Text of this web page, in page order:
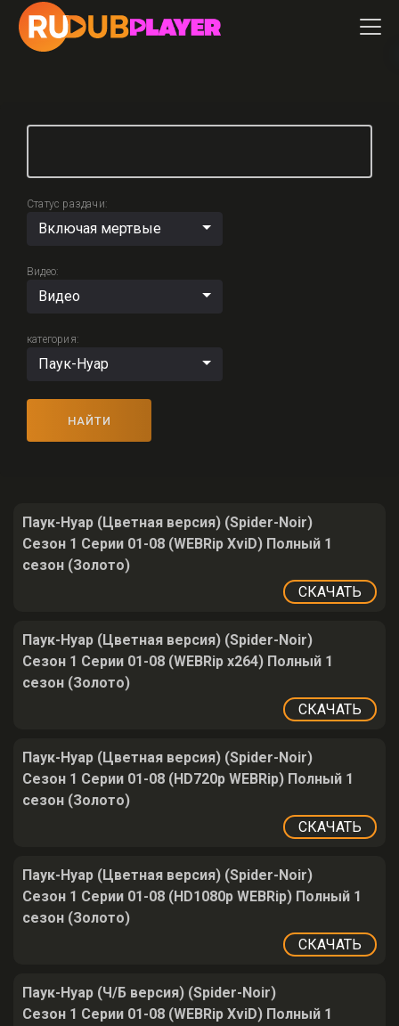
Статус раздачи:
Включая мертвые
Видео:
Видео
категория:
Паук-Нуар
НАЙТИ
Паук-Нуар (Цветная версия) (Spider-Noir)
Сезон 1 Серии 01-08 (WEBRip XviD) Полный 1
сезон (Золото)
СКАЧАТЬ
Паук-Нуар (Цветная версия) (Spider-Noir)
Сезон 1 Серии 01-08 (WEBRip x264) Полный 1
сезон (Золото)
СКАЧАТЬ
Паук-Нуар (Цветная версия) (Spider-Noir)
Сезон 1 Серии 01-08 (HD720p WEBRip) Полный 1
сезон (Золото)
СКАЧАТЬ
Паук-Нуар (Цветная версия) (Spider-Noir)
Сезон 1 Серии 01-08 (HD1080p WEBRip) Полный 1
сезон (Золото)
СКАЧАТЬ
Паук-Нуар (Ч/Б версия) (Spider-Noir)
Сезон 1 Серии 01-08 (WEBRip XviD) Полный 1